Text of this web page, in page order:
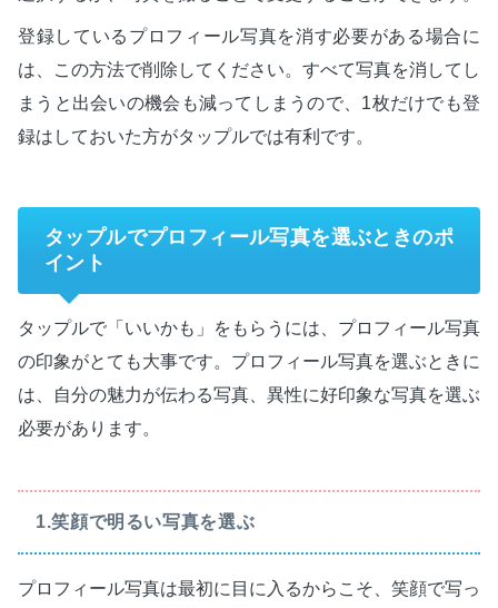
登録しているプロフィール写真を消す必要がある場合に
は、この方法で削除してください。すべて写真を消してし
まうと出会いの機会も減ってしまうので、1枚だけでも登
録はしておいた方がタップルでは有利です。
タップルでプロフィール写真を選ぶときのポ
イント
タップルで「いいかも」をもらうには、プロフィール写真
の印象がとても大事です。プロフィール写真を選ぶときに
は、自分の魅力が伝わる写真、異性に好印象な写真を選ぶ
必要があります。
1.笑顔で明るい写真を選ぶ
プロフィール写真は最初に目に入るからこそ、笑顔で写っ